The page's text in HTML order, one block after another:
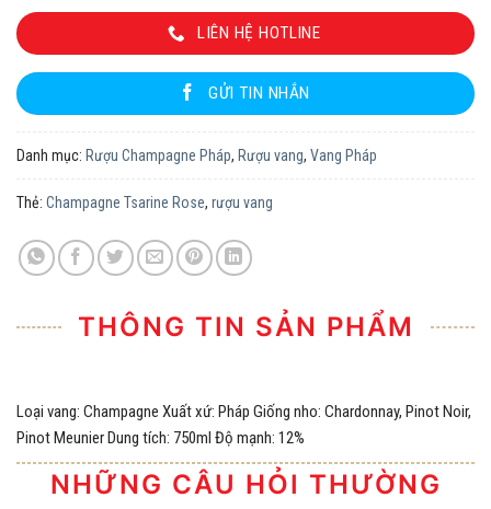
LIÊN HỆ HOTLINE
GỬI TIN NHẮN
Danh mục: Rượu Champagne Pháp, Rượu vang, Vang Pháp
Thẻ: Champagne Tsarine Rose, rượu vang
THÔNG TIN SẢN PHẨM
Loại vang: Champagne Xuất xứ: Pháp Giống nho: Chardonnay, Pinot Noir,
Pinot Meunier Dung tích: 750ml Độ mạnh: 12%
NHỮNG CÂU HỎI THƯỜNG